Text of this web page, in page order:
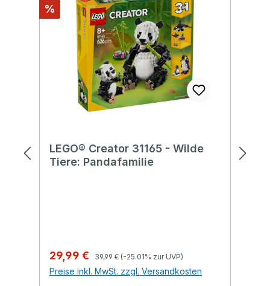
Rabatt
%
LEGO® Creator 31165 - Wilde
Tiere: Pandafamilie
Verkaufspreis:
29,99 € Regulärer Preis:
39,99 € (-25.01% zur UVP)
Preise inkl. MwSt. zzgl. Versandkosten